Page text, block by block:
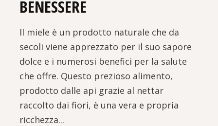
BENESSERE
Il miele è un prodotto naturale che da
secoli viene apprezzato per il suo sapore
dolce e i numerosi benefici per la salute
che offre. Questo prezioso alimento,
prodotto dalle api grazie al nettar
raccolto dai fiori, è una vera e propria
ricchezza...